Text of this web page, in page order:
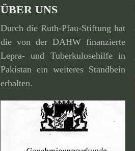
ÜBER UNS
Durch die Ruth-Pfau-Stiftung hat
die von der DAHW finan­zierte
Lepra- und Tuberkulosehilfe in
Pakistan ein weiteres Standbein
erhalten.